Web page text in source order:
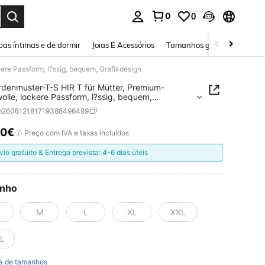
0 0
íntimas e de dormir Joias E Acessórios Tamanhos grandes
Passform, l?ssig, bequem, Grafikdesign
T-S HIR T für Mütter, Premium-
lockere Passform, l?ssig, bequem,
AND AVAILABILITY
Preço com IVA e taxas incluídos
gratuito & Entrega prevista: 4-6 dias úteis
M L XL XXL
de tamanhos